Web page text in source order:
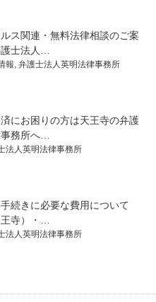
ス関連・無料法律相談のご案
護士法人…
報, 弁護士法人英明法律事務所
にお困りの方は天王寺の弁護
務所へ…
法人英明法律事務所
続きに必要な費用について
寺）・…
法人英明法律事務所